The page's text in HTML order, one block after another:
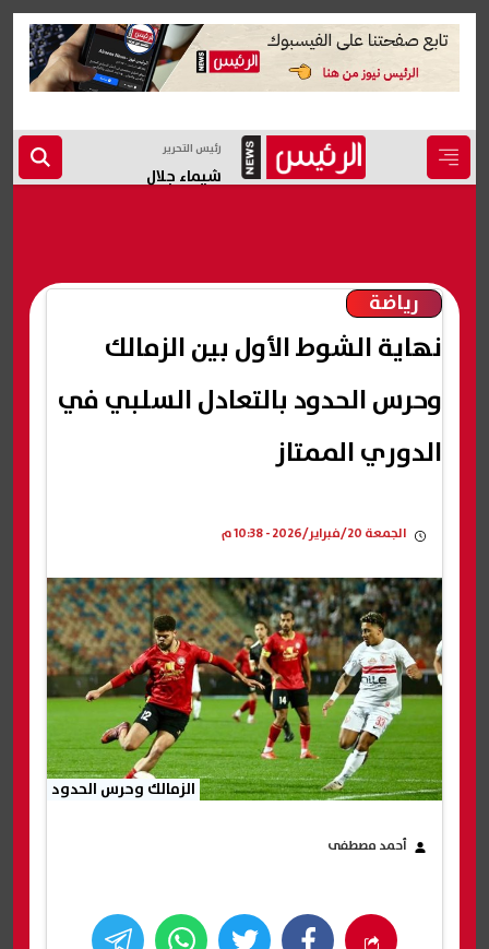
رئيس التحرير
شيماء جلال
رياضة
نهاية الشوط الأول بين الزمالك
وحرس الحدود بالتعادل السلبي في
الدوري الممتاز
الجمعة 20/فبراير/2026 - 10:38 م
الزمالك وحرس الحدود
أحمد مصطفى